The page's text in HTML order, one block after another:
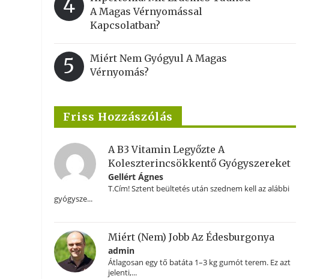
4
A Magas Vérnyomással
Kapcsolatban?
5
Miért Nem Gyógyul A Magas
Vérnyomás?
Friss Hozzászólás
A B3 Vitamin Legyőzte A
Koleszterincsökkentő Gyógyszereket
Gellért Ágnes
T.Cím! Sztent beültetés után szednem kell az alábbi
gyógysze...
Miért (nem) Jobb Az Édesburgonya
admin
Átlagosan egy tő batáta 1–3 kg gumót terem. Ez azt
jelenti,...